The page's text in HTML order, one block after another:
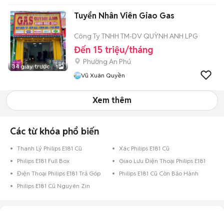
34 giây trước 1
Tuyển Nhân Viên Giao Gas
Công Ty TNHH TM-DV QUỲNH ANH LPG
Đến 15 triệu/tháng
Phường An Phú
Vũ Xuân Quyền
Xem thêm
Các từ khóa phổ biến
Thanh Lý Philips E181 Cũ
Xác Philips E181 Cũ
Philips E181 Full Box
Giao Lưu Điện Thoại Philips E181
Điện Thoại Philips E181 Trả Góp
Philips E181 Cũ Còn Bảo Hành
Philips E181 Cũ Nguyên Zin